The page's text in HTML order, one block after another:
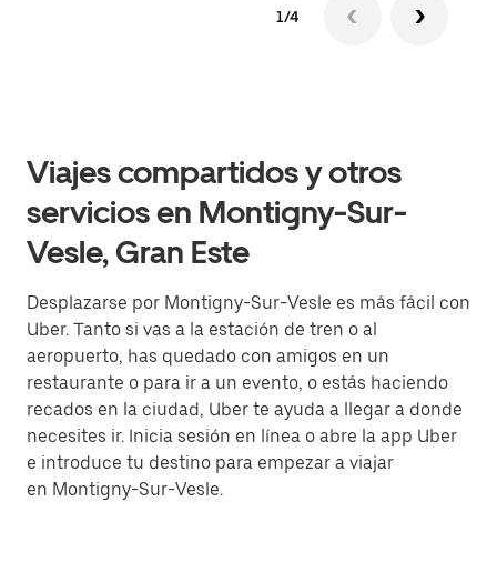
1/4
Viajes compartidos y otros
servicios en Montigny-Sur-
Vesle, Gran Este
Desplazarse por Montigny-Sur-Vesle es más fácil con
Uber. Tanto si vas a la estación de tren o al
aeropuerto, has quedado con amigos en un
restaurante o para ir a un evento, o estás haciendo
recados en la ciudad, Uber te ayuda a llegar a donde
necesites ir. Inicia sesión en línea o abre la app Uber
e introduce tu destino para empezar a viajar
en Montigny-Sur-Vesle.